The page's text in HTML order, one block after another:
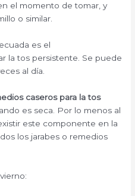
el momento de tomar, y
o similar.
es el
la tos persistente. Se puede
al día.
caseros para la tos
es seca. Por lo menos al
este componente en la
los jarabes o remedios